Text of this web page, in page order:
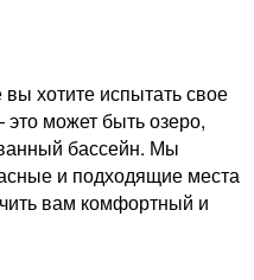
хотите испытать свое
может быть озеро,
бассейн. Мы
и подходящие места
вам комфортный и